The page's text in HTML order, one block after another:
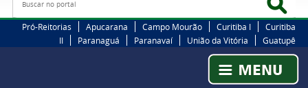
Pró-Reitorias Apucarana Campo Mourão Curitiba I
Curitiba
II
Paranaguá Paranavaí União da Vitória Guatupê